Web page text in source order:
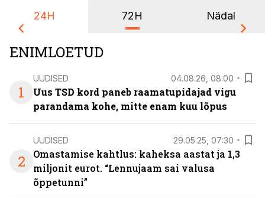
24H 72H Nädal
ENIMLOETUD
1
UUDISED 04.08.26, 08:00
Uus TSD kord paneb raamatupidajad vigu
parandama kohe, mitte enam kuu lõpus
2
UUDISED 29.05.25, 07:30
Omastamise kahtlus: kaheksa aastat ja 1,3
miljonit eurot. “Lennujaam sai valusa
õppetunni”